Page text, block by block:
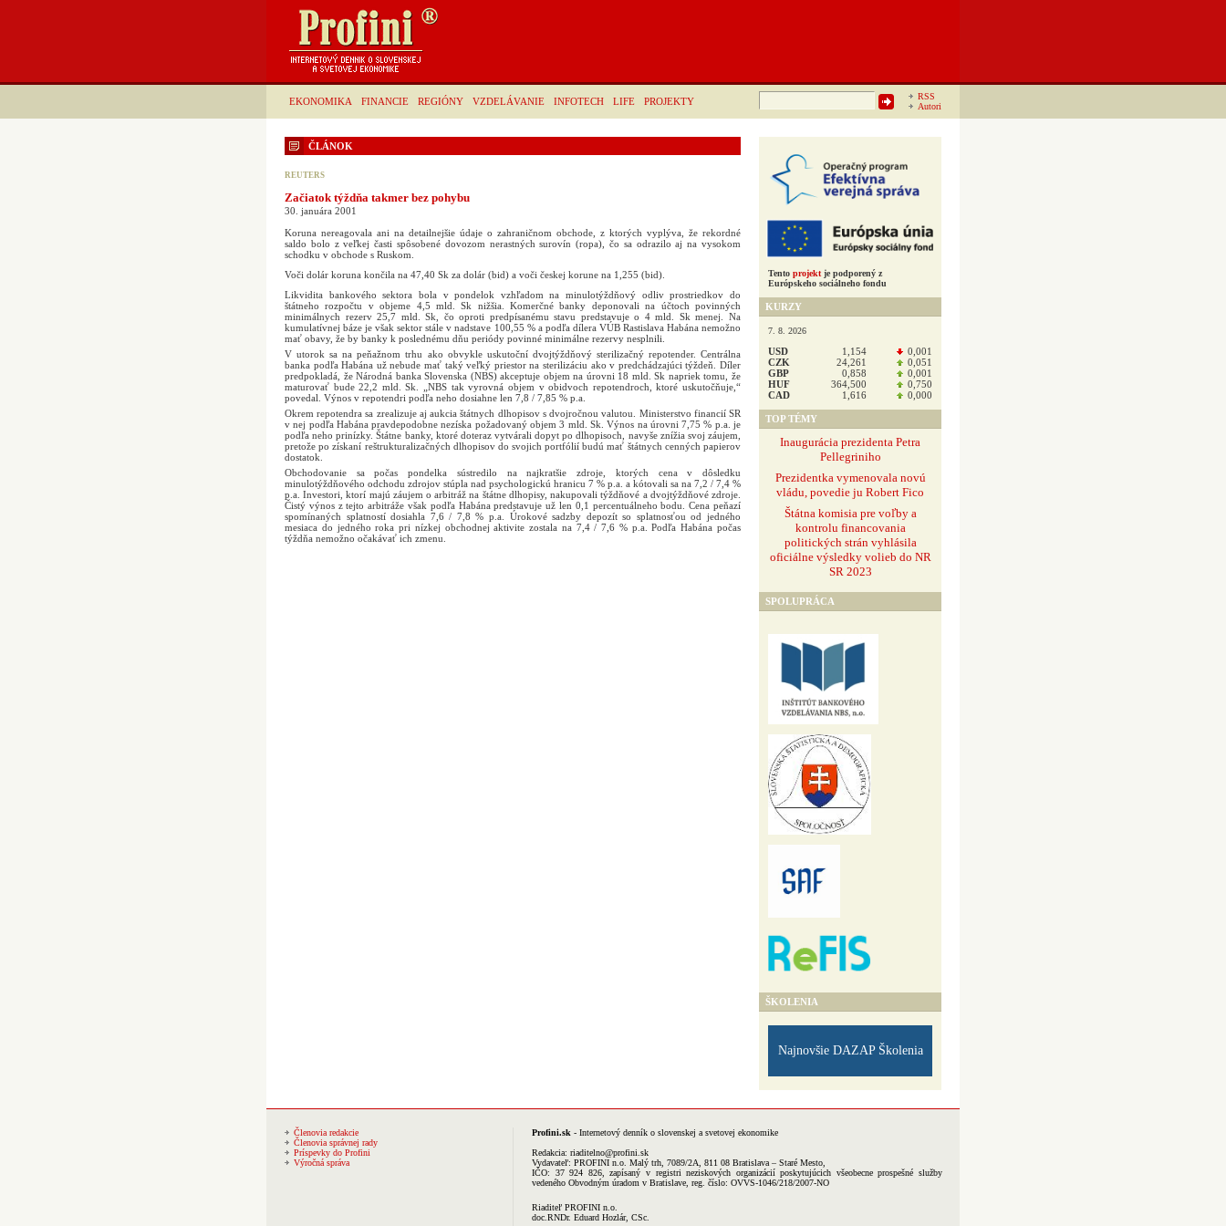
EKONOMIKA FINANCIE REGIÓNY VZDELÁVANIE INFOTECH LIFE PROJEKTY
RSS
Autori
Hľadať:
ČLÁNOK
REUTERS
Začiatok týždňa takmer bez pohybu
30. januára 2001
Koruna nereagovala ani na detailnejšie údaje o zahraničnom obchode, z ktorých vyplýva, že rekordné
saldo bolo z veľkej časti spôsobené dovozom nerastných surovín (ropa), čo sa odrazilo aj na vysokom
schodku v obchode s Ruskom.
Voči dolár koruna končila na 47,40 Sk za dolár (bid) a voči českej korune na 1,255 (bid).
Likvidita bankového sektora bola v pondelok vzhľadom na minulotýždňový odliv prostriedkov do
štátneho rozpočtu v objeme 4,5 mld. Sk nižšia. Komerčné banky deponovali na účtoch povinných
minimálnych rezerv 25,7 mld. Sk, čo oproti predpísanému stavu predstavuje o 4 mld. Sk menej. Na
kumulatívnej báze je však sektor stále v nadstave 100,55 % a podľa dílera VÚB Rastislava Habána nemožno
mať obavy, že by banky k poslednému dňu periódy povinné minimálne rezervy nesplnili.
V utorok sa na peňažnom trhu ako obvykle uskutoční dvojtýždňový sterilizačný repotender. Centrálna
banka podľa Habána už nebude mať taký veľký priestor na sterilizáciu ako v predchádzajúci týždeň. Díler
predpokladá, že Národná banka Slovenska (NBS) akceptuje objem na úrovni 18 mld. Sk napriek tomu, že
maturovať bude 22,2 mld. Sk. „NBS tak vyrovná objem v obidvoch repotendroch, ktoré uskutočňuje,“
povedal. Výnos v repotendri podľa neho dosiahne len 7,8 / 7,85 % p.a.
Okrem repotendra sa zrealizuje aj aukcia štátnych dlhopisov s dvojročnou valutou. Ministerstvo financií SR
v nej podľa Habána pravdepodobne nezíska požadovaný objem 3 mld. Sk. Výnos na úrovni 7,75 % p.a. je
podľa neho prinízky. Štátne banky, ktoré doteraz vytvárali dopyt po dlhopisoch, navyše znížia svoj záujem,
pretože po získaní reštrukturalizačných dlhopisov do svojich portfólií budú mať štátnych cenných papierov
dostatok.
Obchodovanie sa počas pondelka sústredilo na najkratšie zdroje, ktorých cena v dôsledku
minulotýždňového odchodu zdrojov stúpla nad psychologickú hranicu 7 % p.a. a kótovali sa na 7,2 / 7,4 %
p.a. Investori, ktorí majú záujem o arbitráž na štátne dlhopisy, nakupovali týždňové a dvojtýždňové zdroje.
Čistý výnos z tejto arbitráže však podľa Habána predstavuje už len 0,1 percentuálneho bodu. Cena peňazí
spomínaných splatností dosiahla 7,6 / 7,8 % p.a. Úrokové sadzby depozít so splatnosťou od jedného
mesiaca do jedného roka pri nízkej obchodnej aktivite zostala na 7,4 / 7,6 % p.a. Podľa Habána počas
týždňa nemožno očakávať ich zmenu.
Tento projekt je podporený z
Európskeho sociálneho fondu
KURZY
7. 8. 2026
USD 1,154
0,001
CZK
24,261
0,051
GBP
0,858
0,001
HUF
364,500
0,750
CAD
1,616 0,000
TOP TÉMY
Inaugurácia prezidenta Petra
Pellegriniho
Prezidentka vymenovala novú
vládu, povedie ju Robert Fico
Štátna komisia pre voľby a
kontrolu financovania
politických strán vyhlásila
oficiálne výsledky volieb do NR
SR 2023
SPOLUPRÁCA
ŠKOLENIA
Najnovšie DAZAP Školenia
Členovia redakcie
Členovia správnej rady
Príspevky do Profini
Výročná správa
Profini.sk - Internetový denník o slovenskej a svetovej ekonomike
Redakcia: riaditelno@profini.sk
Vydavateľ: PROFINI n.o. Malý trh, 7089/2A, 811 08 Bratislava – Staré Mesto,
IČO: 37 924 826, zapísaný v registri neziskových organizácií poskytujúcich všeobecne prospešné služby
vedeného Obvodným úradom v Bratislave, reg. číslo: OVVS-1046/218/2007-NO
Riaditeľ PROFINI n.o.
doc.RNDr. Eduard Hozlár, CSc.